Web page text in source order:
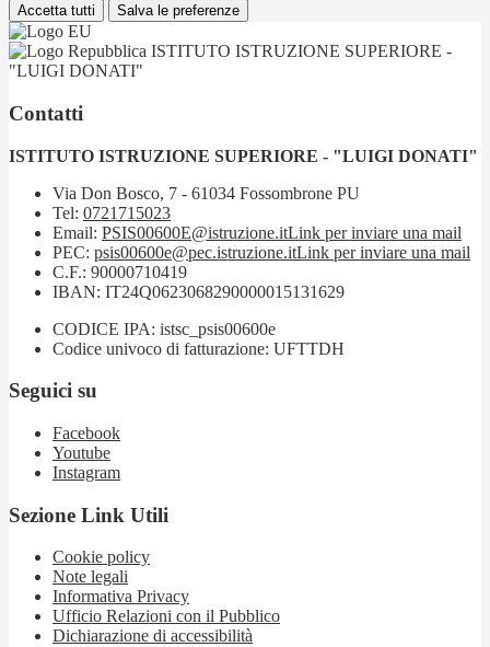
Accetta tutti Salva le preferenze
ISTITUTO ISTRUZIONE SUPERIORE -
"LUIGI DONATI"
Contatti
ISTITUTO ISTRUZIONE SUPERIORE - "LUIGI DONATI"
Via Don Bosco, 7 - 61034 Fossombrone PU
Tel: 0721715023
Email: PSIS00600E@istruzione.itLink per inviare una mail
PEC: psis00600e@pec.istruzione.itLink per inviare una mail
C.F.: 90000710419
IBAN: IT24Q0623068290000015131629
CODICE IPA: istsc_psis00600e
Codice univoco di fatturazione: UFTTDH
Seguici su
Facebook
Youtube
Instagram
Sezione Link Utili
Cookie policy
Note legali
Informativa Privacy
Ufficio Relazioni con il Pubblico
Dichiarazione di accessibilità